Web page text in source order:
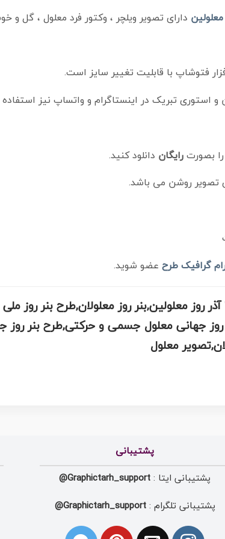
دارای تصویر ویلچر ، وکتور فرد معلول ، گل و
و استوری تبریک در اینستاگرام و واتساپ نیز استفاده
بصورت رایگان دانلود کنید.
تصویر روشن می باشد.
گرافیک طرح عضو شوید.
دانلود طرح پلاکارد روز معلولین , طراحی آماده 12 آذر روز معلولین,بنر روز
روز جهانی معلول جسمی و حرکتی,طرح بنر
پشتیبانی
پشتیبانی ایتا : Graphictarh_support@
پشتیبانی تلگرام :Graphictarh_support@